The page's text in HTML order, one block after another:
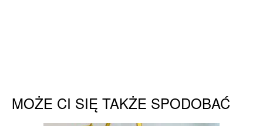
MOŻE CI SIĘ TAKŻE SPODOBAĆ